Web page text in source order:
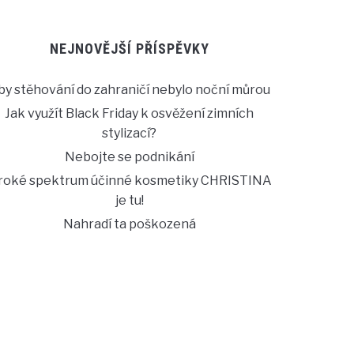
NEJNOVĚJŠÍ PŘÍSPĚVKY
stěhování do zahraničí nebylo noční můrou
Jak využít Black Friday k osvěžení zimních
stylizací?
Nebojte se podnikání
spektrum účinné kosmetiky CHRISTINA
je tu!
Nahradí ta poškozená